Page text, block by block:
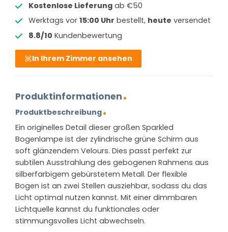
Kostenlose Lieferungab €50
Werktags vor 15:00 Uhr bestellt, heute versendet
8.8/10 Kundenbewertung
In Ihrem Zimmer ansehen
Produktinformationen
Produktbeschreibung
Ein originelles Detail dieser großen Sparkled
Bogenlampe ist der zylindrische grüne Schirm aus
soft glänzendem Velours. Dies passt perfekt zur
subtilen Ausstrahlung des gebogenen Rahmens aus
silberfarbigem gebürstetem Metall. Der flexible
Bogen ist an zwei Stellen ausziehbar, sodass du das
Licht optimal nutzen kannst. Mit einer dimmbaren
Lichtquelle kannst du funktionales oder
stimmungsvolles Licht abwechseln.